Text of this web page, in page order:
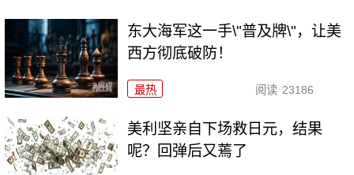
东大海军这一手\"普及牌\"，让美
西方彻底破防！
最热 阅读 23186
美利坚亲自下场救日元，结果
呢？回弹后又蔫了